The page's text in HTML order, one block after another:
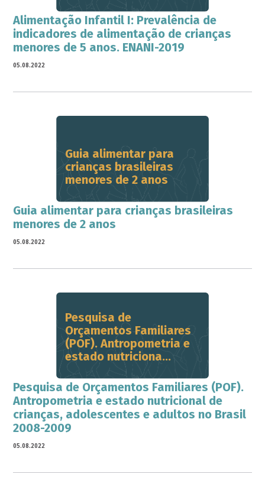
Alimentação Infantil I: Prevalência de
indicadores de alimentação de crianças
menores de 5 anos. ENANI-2019
05.08.2022
Guia alimentar para
crianças brasileiras
menores de 2 anos
Guia alimentar para crianças brasileiras
menores de 2 anos
05.08.2022
Pesquisa de
Orçamentos Familiares
(POF). Antropometria e
estado nutriciona...
Pesquisa de Orçamentos Familiares (POF).
Antropometria e estado nutricional de
crianças, adolescentes e adultos no Brasil
2008-2009
05.08.2022